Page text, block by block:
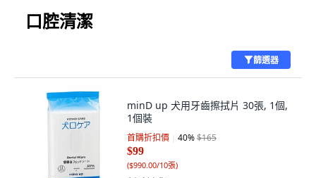
口腔清潔
篩選器
minD up 犬用牙齒擦拭片 30張, 1個,
1個裝
首購折扣價 40%$165
$99
($990.00/10張)